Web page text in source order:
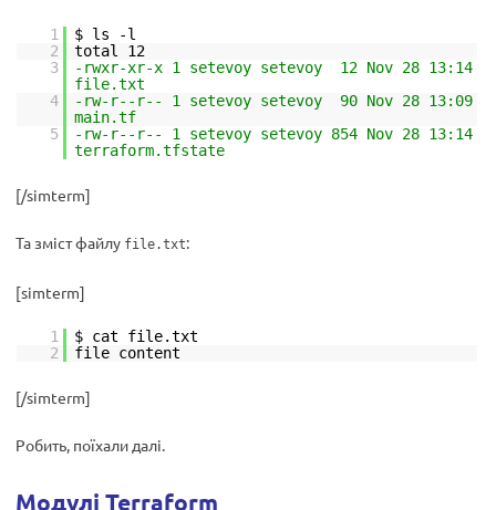
1
$ ls -l
2
total 12
3
-rwxr-xr-x 1 setevoy setevoy 12 Nov 28 13:14
file.txt
4
-rw-r--r-- 1 setevoy setevoy 90 Nov 28 13:09
main.tf
5
-rw-r--r-- 1 setevoy setevoy 854 Nov 28 13:14
terraform.tfstate
[/simterm]
Та зміст файлу file.txt:
[simterm]
1
$ cat file.txt
2
file content
[/simterm]
Робить, поїхали далі.
Модулі Terraform